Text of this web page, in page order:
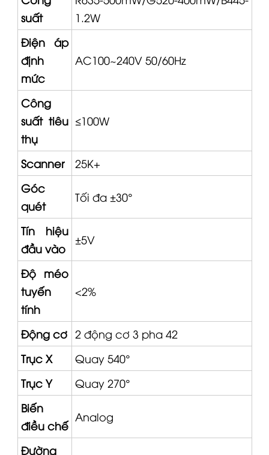
suất
1.2W
Điện áp
định
mức
AC100~240V 50/60Hz
Công
suất tiêu
thụ
≤100W
Scanner
25K+
Góc
quét
Tối đa ±30°
Tín hiệu
đầu vào
±5V
Độ méo
tuyến
tính
<2%
Động cơ 2 động cơ 3 pha 42
Trục X
Quay 540°
Trục Y
Quay 270°
Biến
điều chế
Analog
Đường